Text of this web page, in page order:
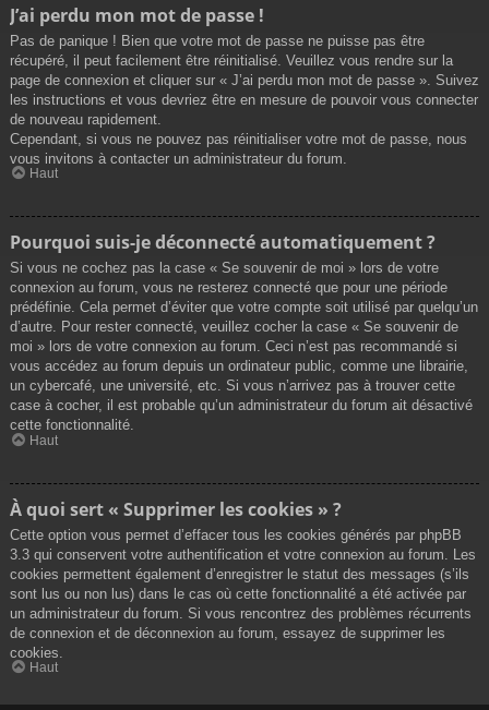
J’ai perdu mon mot de passe !
Pas de panique ! Bien que votre mot de passe ne puisse pas être
récupéré, il peut facilement être réinitialisé. Veuillez vous rendre sur la
page de connexion et cliquer sur « J’ai perdu mon mot de passe ». Suivez
les instructions et vous devriez être en mesure de pouvoir vous connecter
de nouveau rapidement.
Cependant, si vous ne pouvez pas réinitialiser votre mot de passe, nous
vous invitons à contacter un administrateur du forum.
Haut
Pourquoi suis-je déconnecté automatiquement ?
Si vous ne cochez pas la case « Se souvenir de moi » lors de votre
connexion au forum, vous ne resterez connecté que pour une période
prédéfinie. Cela permet d’éviter que votre compte soit utilisé par quelqu’un
d’autre. Pour rester connecté, veuillez cocher la case « Se souvenir de
moi » lors de votre connexion au forum. Ceci n’est pas recommandé si
vous accédez au forum depuis un ordinateur public, comme une librairie,
un cybercafé, une université, etc. Si vous n’arrivez pas à trouver cette
case à cocher, il est probable qu’un administrateur du forum ait désactivé
cette fonctionnalité.
Haut
À quoi sert « Supprimer les cookies » ?
Cette option vous permet d’effacer tous les cookies générés par phpBB
3.3 qui conservent votre authentification et votre connexion au forum. Les
cookies permettent également d’enregistrer le statut des messages (s’ils
sont lus ou non lus) dans le cas où cette fonctionnalité a été activée par
un administrateur du forum. Si vous rencontrez des problèmes récurrents
de connexion et de déconnexion au forum, essayez de supprimer les
cookies.
Haut